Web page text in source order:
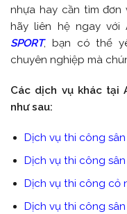
nhựa hay cần tìm
hãy liên hệ ngay với
SPORT, bạn có thể
chuyên nghiệp mà
Các dịch vụ khác tại
như sau:
Dịch vụ thi công
Dịch vụ thi công
Dịch vụ thi công cỏ
Dịch vụ thi công